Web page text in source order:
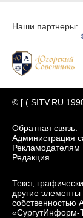
Наши партнеры:
© [ ( SITV.RU
Обратная связь:
Администрация
Рекламодателям
Редакция
Текст,
другие
собственностью